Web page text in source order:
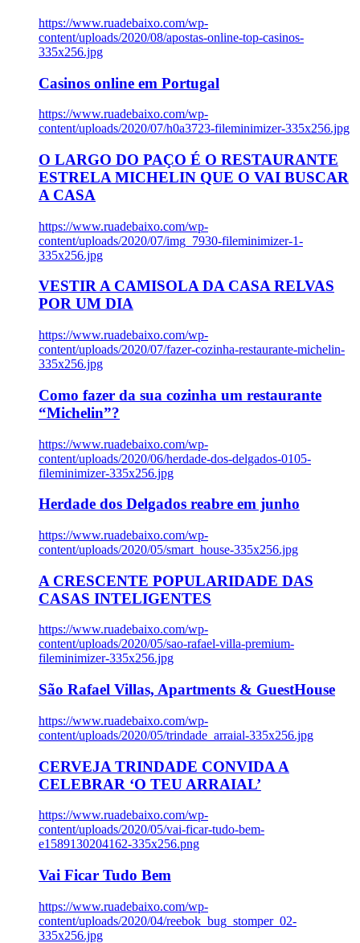
https://www.ruadebaixo.com/wp-
content/uploads/2020/08/apostas-online-top-casinos-
335x256.jpg
Casinos online em Portugal
https://www.ruadebaixo.com/wp-
content/uploads/2020/07/h0a3723-fileminimizer-335x256.jpg
O LARGO DO PAÇO É O RESTAURANTE
ESTRELA MICHELIN QUE O VAI BUSCAR
A CASA
https://www.ruadebaixo.com/wp-
content/uploads/2020/07/img_7930-fileminimizer-1-
335x256.jpg
VESTIR A CAMISOLA DA CASA RELVAS
POR UM DIA
https://www.ruadebaixo.com/wp-
content/uploads/2020/07/fazer-cozinha-restaurante-michelin-
335x256.jpg
Como fazer da sua cozinha um restaurante
“Michelin”?
https://www.ruadebaixo.com/wp-
content/uploads/2020/06/herdade-dos-delgados-0105-
fileminimizer-335x256.jpg
Herdade dos Delgados reabre em junho
https://www.ruadebaixo.com/wp-
content/uploads/2020/05/smart_house-335x256.jpg
A CRESCENTE POPULARIDADE DAS
CASAS INTELIGENTES
https://www.ruadebaixo.com/wp-
content/uploads/2020/05/sao-rafael-villa-premium-
fileminimizer-335x256.jpg
São Rafael Villas, Apartments & GuestHouse
https://www.ruadebaixo.com/wp-
content/uploads/2020/05/trindade_arraial-335x256.jpg
CERVEJA TRINDADE CONVIDA A
CELEBRAR ‘O TEU ARRAIAL’
https://www.ruadebaixo.com/wp-
content/uploads/2020/05/vai-ficar-tudo-bem-
e1589130204162-335x256.png
Vai Ficar Tudo Bem
https://www.ruadebaixo.com/wp-
content/uploads/2020/04/reebok_bug_stomper_02-
335x256.jpg